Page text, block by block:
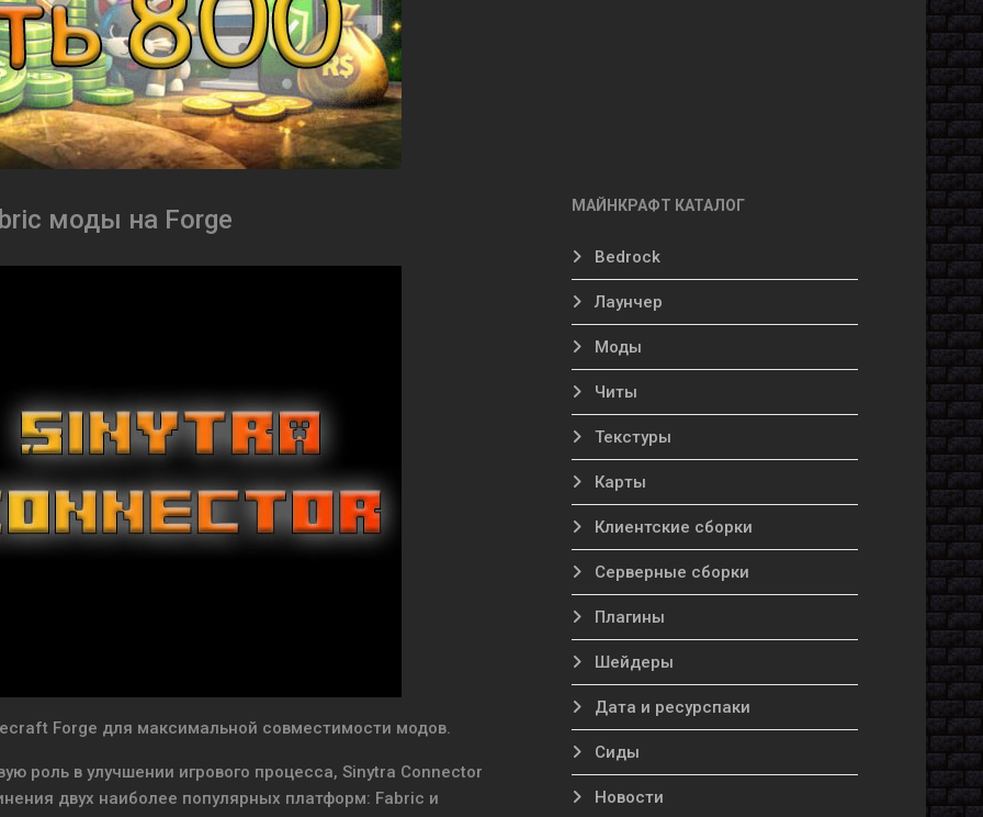
моды на Forge
Forge для максимальной совместимости модов.
роль в улучшении игрового процесса, Sinytra Connector
двух наиболее популярных платформ: Fabric и
МАЙНКРАФТ КАТАЛОГ
Bedrock
Лаунчер
Моды
Читы
Текстуры
Карты
Клиентские сборки
Серверные сборки
Плагины
Шейдеры
Дата и ресурспаки
Сиды
Новости